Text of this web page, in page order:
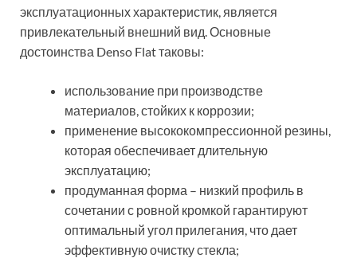
эксплуатационных характеристик, является
привлекательный внешний вид. Основные
достоинства Denso Flat таковы:
использование при производстве
материалов, стойких к коррозии;
применение высококомпрессионной резины,
которая обеспечивает длительную
эксплуатацию;
продуманная форма – низкий профиль в
сочетании с ровной кромкой гарантируют
оптимальный угол прилегания, что дает
эффективную очистку стекла;